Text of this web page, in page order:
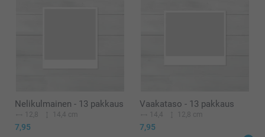
Nelikulmainen - 13 pakkaus
12,8 14,4 cm
7,95
Vaakataso - 13 pakkaus
14,4 12,8 cm
7,95